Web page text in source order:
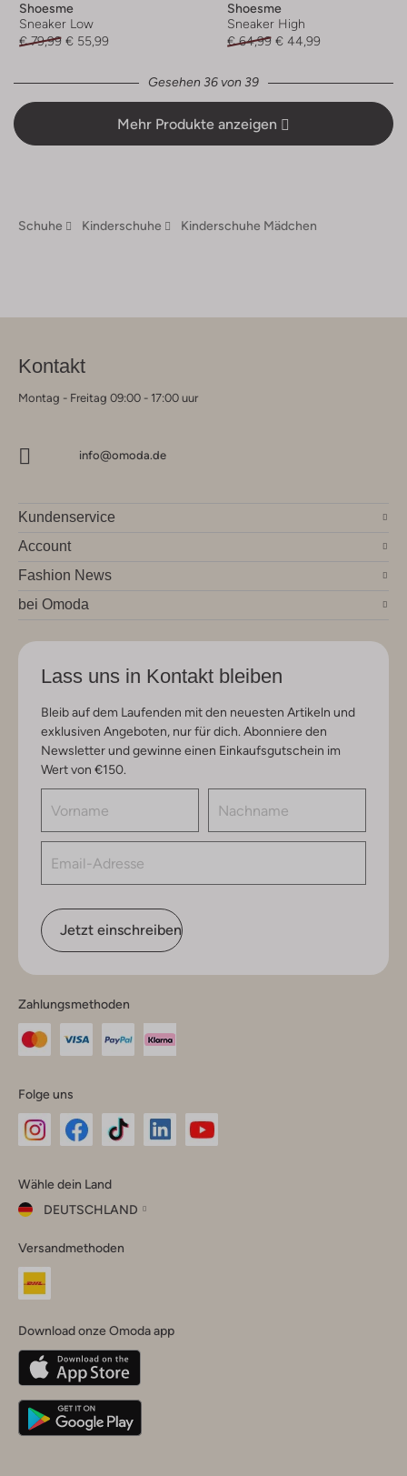
Shoesme
Sneaker Low
€ 79,99 € 55,99
Shoesme
Sneaker High
€ 64,99 € 44,99
Gesehen 36 von 39
Mehr Produkte anzeigen
Schuhe Kinderschuhe Kinderschuhe Mädchen
Kontakt
Montag - Freitag 09:00 - 17:00 uur
info@omoda.de
Kundenservice
Account
Fashion News
bei Omoda
Lass uns in Kontakt bleiben
Bleib auf dem Laufenden mit den neuesten Artikeln und
exklusiven Angeboten, nur für dich. Abonniere den
Newsletter und gewinne einen Einkaufsgutschein im
Wert von €150.
Jetzt einschreiben
Zahlungsmethoden
Folge uns
Instagram
Facebook
TikTok
Wähle dein Land
DEUTSCHLAND
dein
Land
Belgique(Français)
Deutschland
Versandmethoden
Download onze Omoda app